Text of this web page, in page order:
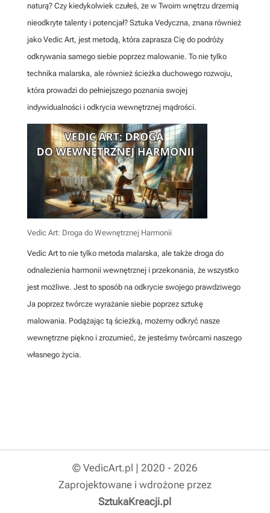
naturą? Czy kiedykolwiek czułeś, że w Twoim wnętrzu drzemią
nieodkryte talenty i potencjał? Sztuka Vedyczna, znana również
jako Vedic Art, jest metodą, która zaprasza Cię do podróży
odkrywania samego siebie poprzez malowanie. To nie tylko
technika malarska, ale również ścieżka duchowego rozwoju,
która prowadzi do pełniejszego poznania swojej
indywidualności i odkrycia wewnętrznej mądrości.
Vedic Art: Droga do Wewnętrznej Harmonii
Vedic Art to nie tylko metoda malarska, ale także droga do
odnalezienia harmonii wewnętrznej i przekonania, że wszystko
jest możliwe. Jest to sposób na odkrycie swojego prawdziwego
Ja poprzez twórcze wyrażanie siebie poprzez sztukę
malowania. Podążając tą ścieżką, możemy odkryć nasze
wewnętrzne piękno i zrozumieć, że jesteśmy twórcami naszego
własnego życia.
© VedicArt.pl | 2020 - 2026
Zaprojektowane i wdrożone przez
SztukaKreacji.pl